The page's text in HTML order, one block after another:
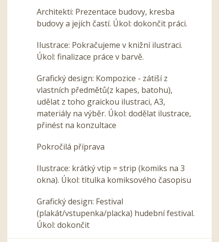
Architekti: Prezentace budovy, kresba
budovy a jejích častí. Úkol: dokončit práci.
Ilustrace: Pokračujeme v knižní ilustraci.
Úkol: finalizace práce v barvě.
Grafický design: Kompozice - zátiší z
vlastních předmětů(z kapes, batohu),
udělat z toho graickou ilustraci, A3,
materiály na výběr. Úkol: dodělat ilustrace,
přinést na konzultace
Pokročilá příprava
Ilustrace: krátký vtip = strip (komiks na 3
okna). Úkol: titulka komiksového časopisu
Grafický design: Festival
(plakát/vstupenka/placka) hudební festival.
Úkol: dokončit